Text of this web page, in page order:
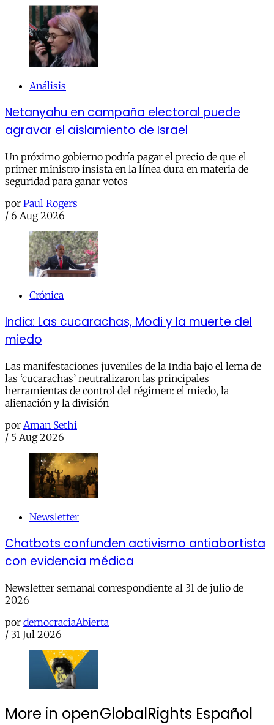
Análisis
Netanyahu en campaña electoral puede
agravar el aislamiento de Israel
Un próximo gobierno podría pagar el precio de que el
primer ministro insista en la línea dura en materia de
seguridad para ganar votos
por Paul Rogers
/ 6 Aug 2026
Crónica
India: Las cucarachas, Modi y la muerte del
miedo
Las manifestaciones juveniles de la India bajo el lema de
las ‘cucarachas’ neutralizaron las principales
herramientas de control del régimen: el miedo, la
alienación y la división
por Aman Sethi
/ 5 Aug 2026
Newsletter
Chatbots confunden activismo antiabortista
con evidencia médica
Newsletter semanal correspondiente al 31 de julio de
2026
por democraciaAbierta
/ 31 Jul 2026
More in openGlobalRights Español